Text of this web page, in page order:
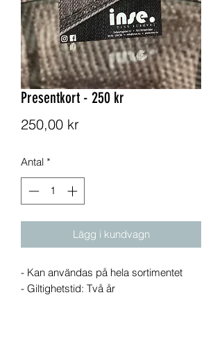
Presentkort - 250 kr
250,00 kr
Antal *
Lägg i kundvagn
- Kan användas på hela sortimentet
- Giltighetstid: Två år